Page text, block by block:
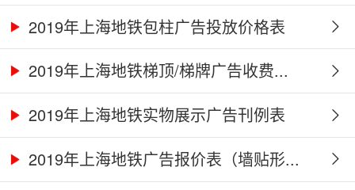
2019年上海地铁包柱广告投放价格表
2019年上海地铁梯顶/梯牌广告收费...
2019年上海地铁实物展示广告刊例表
2019年上海地铁广告报价表（墙贴形...